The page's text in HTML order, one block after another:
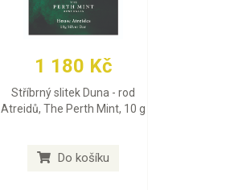
1 180 Kč
Stříbrný slitek Duna - rod
Atreidů, The Perth Mint, 10 g
Do košíku